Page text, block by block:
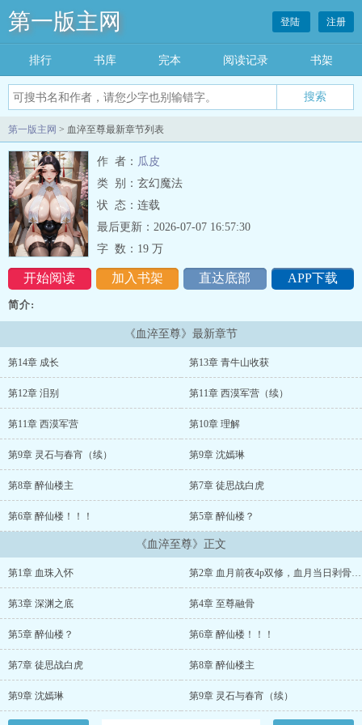
第一版主网
搜索
登陆 注册
排行 书库 完本 阅读记录 书架
第一版主网 > 血淬至尊最新章节列表
作 者： 瓜皮
类 别：玄幻魔法
状 态：连载
开始阅读 加入书架 直达底部 APP下载
最后更新：2026-07-07 16:57:30
字 数： 19 万
简介:
《血淬至尊》最新章节
第14章 成长 第13章 青牛山收获
第12章 泪别 第11章 西漠军营（续）
第11章 西漠军营 第10章 理解
第9章 灵石与春宵（续） 第9章 沈嫣琳
第8章 醉仙楼主 第7章 徒思战白虎
第6章 醉仙楼！！！ 第5章 醉仙楼？
《血淬至尊》正文
第1章 血珠入怀 第2章 血月前夜4p双修，血月当日剥骨炼魂
第3章 深渊之底 第4章 至尊融骨
第5章 醉仙楼？ 第6章 醉仙楼！！！
第7章 徒思战白虎 第8章 醉仙楼主
第9章 沈嫣琳 第9章 灵石与春宵（续）